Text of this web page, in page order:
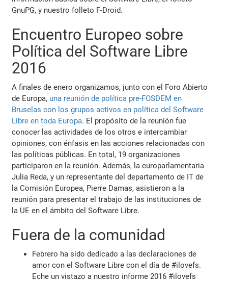
GnuPG, y nuestro folleto F-Droid.
Encuentro Europeo sobre
Política del Software Libre
2016
A finales de enero organizamos, junto con el Foro Abierto
de Europa, una reunión de política pre-FOSDEM en
Bruselas con los grupos activos en política del Software
Libre en toda Europa. El propósito de la reunión fue
conocer las actividades de los otros e intercambiar
opiniones, con énfasis en las acciones relacionadas con
las políticas públicas. En total, 19 organizaciones
participaron en la reunión. Además, la europarlamentaria
Julia Reda, y un representante del departamento de IT de
la Comisión Europea, Pierre Damas, asistieron a la
reunión para presentar el trabajo de las instituciones de
la UE en el ámbito del Software Libre.
Fuera de la comunidad
Febrero ha sido dedicado a las declaraciones de
amor con el Software Libre con el día de #ilovefs.
Eche un vistazo a nuestro informe 2016 #ilovefs